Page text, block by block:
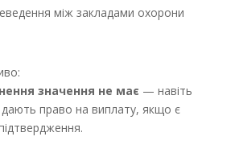
між закладами охорони
значення не має — навіть
дають право на виплату, якщо є